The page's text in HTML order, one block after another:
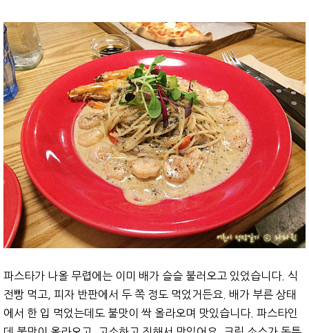
파스타가 나올 무렵에는 이미 배가 슬슬 불러오고 있었습니다. 식
전빵 먹고, 피자 반판에서 두 쪽 정도 먹었거든요. 배가 부른 상태
에서 한 입 먹었는데도 불맛이 싹 올라오며 맛있습니다. 파스타인